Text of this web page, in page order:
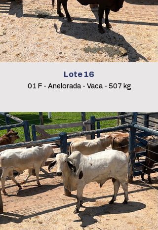
Lote 16
01 F - Anelorada - Vaca - 507 kg